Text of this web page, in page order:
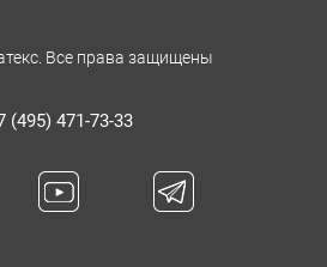
Все права защищены
(495) 471-73-33